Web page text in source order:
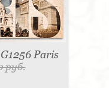
Paris
руб.